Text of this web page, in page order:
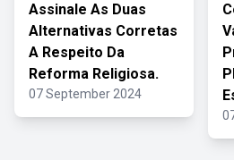
Assinale As Duas
Alternativas Corretas
A Respeito Da
Reforma Religiosa.
07 September 2024